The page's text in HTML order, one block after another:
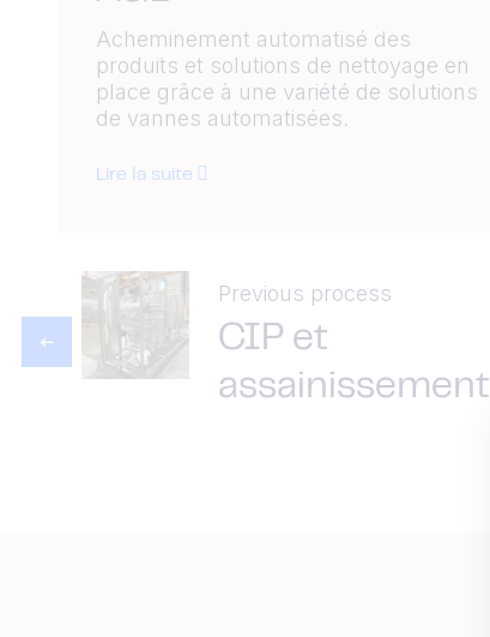
Acheminement automatisé des
produits et solutions de nettoyage en
place grâce à une variété de solutions
de vannes automatisées.
Lire la suite
Previous process
CIP et
assainissement